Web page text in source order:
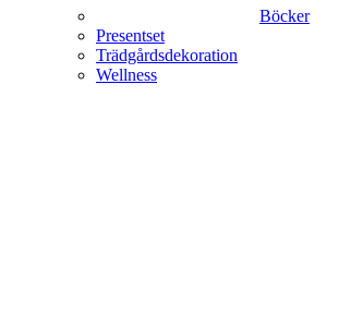
Böcker
Presentset
Trädgårdsdekoration
Wellness